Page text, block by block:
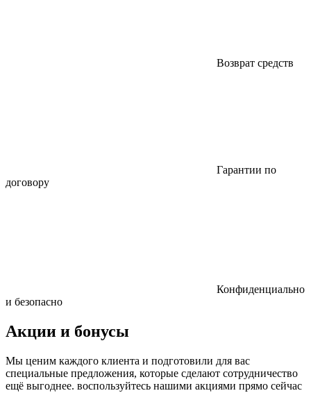
Возврат средств
Гарантии по
договору
Конфиденциально
и безопасно
Акции и бонусы
Мы ценим каждого клиента и подготовили для вас
специальные предложения, которые сделают сотрудничество
ещё выгоднее. воспользуйтесь нашими акциями прямо сейчас